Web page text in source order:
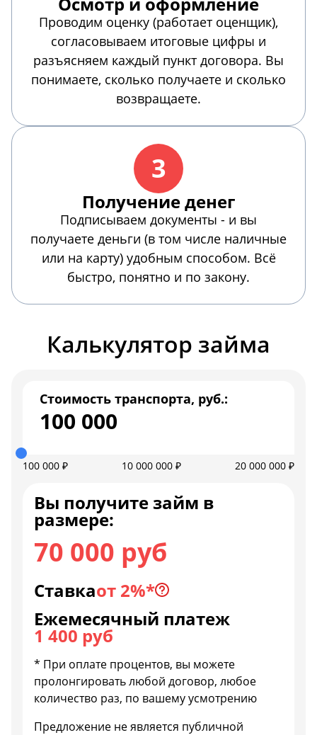
Проводим оценку (работает оценщик),
согласовываем итоговые цифры и
разъясняем каждый пункт договора. Вы
понимаете, сколько получаете и сколько
возвращаете.
3
Получение денег
Подписываем документы - и вы
получаете деньги (в том числе наличные
или на карту) удобным способом. Всё
быстро, понятно и по закону.
Калькулятор займа
Стоимость транспорта, руб.:
100 000
100 000 ₽ 10 000 000 ₽ 20 000 000 ₽
Вы получите займ в
размере:
70 000 руб
Ставкаот 2%*
Ежемесячный платеж
1 400 руб
* При оплате процентов, вы можете
пролонгировать любой договор, любое
количество раз, по вашему усмотрению
Предложение не является публичной